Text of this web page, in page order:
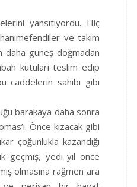
yansıtıyordu. Hiç
ve takım
daha güneş doğmadan
kutuları teslim edip
caddelerin sahibi gibi
barakaya daha sonra
Önce kızacak gibi
çoğunlukla kazandığı
geçmiş, yedi yıl önce
olmasına rağmen ara